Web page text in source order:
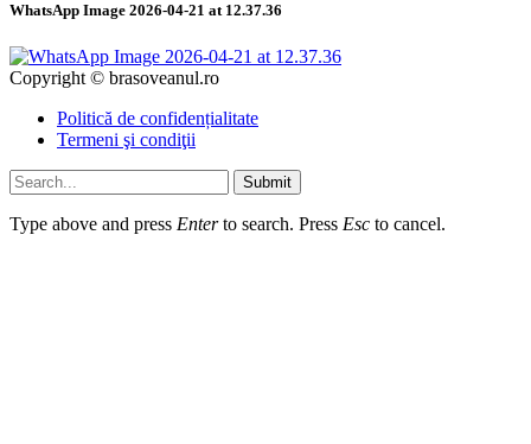
WhatsApp Image 2026-04-21 at 12.37.36
Copyright © brasoveanul.ro
Politică de confidențialitate
Termeni şi condiţii
Submit
Type above and press Enterto search. Press Esc to cancel.